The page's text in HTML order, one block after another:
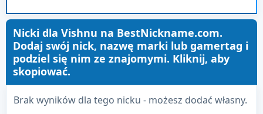
Nicki dla Vishnu na BestNickname.com.
Dodaj swój nick, nazwę marki lub gamertag i
podziel się nim ze znajomymi. Kliknij, aby
skopiować.
Brak wyników dla tego nicku - możesz dodać własny.